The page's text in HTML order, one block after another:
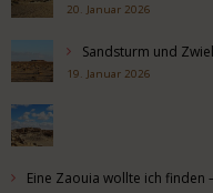
20. Januar 2026
Sandsturm und
19. Januar 2026
Eine Zaouia wollte ich finden